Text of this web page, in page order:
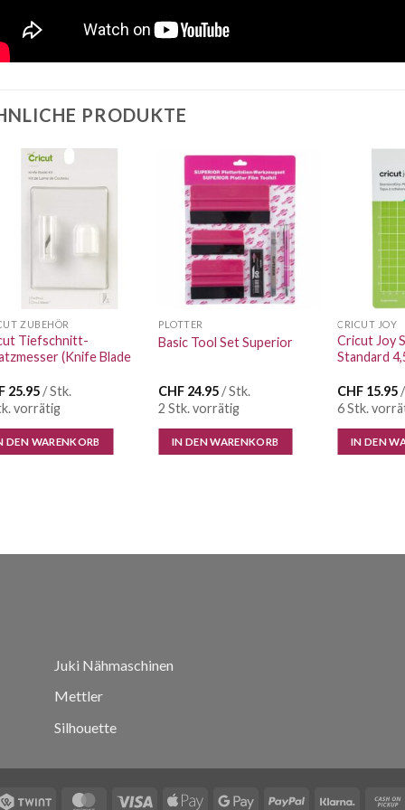
PRODUKTE
ZUBEHÖR
Tiefschnitt-
(Knife Blade
25.95/ Stk.
vorrätig
DEN WARENKORB
Auf die
Wunschliste
PLOTTER
Basic Tool Set Superior
CHF 24.95/ Stk.
2 Stk. vorrätig
IN DEN WARENKORB
CRICUT JOY
Cricut Joy
Standard
CHF 15.95
6 Stk.
IN DEN
Juki Nähmaschinen
Mettler
Silhouette
Twint MasterCard
Visa Apple Google PayPal Klarna